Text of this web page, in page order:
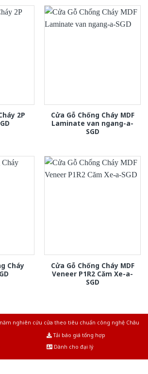
2P
Cửa Gỗ Chống Cháy MDF
Laminate van ngang-a-
SGD
Cháy
Cửa Gỗ Chống Cháy MDF
Veneer P1R2 Căm Xe-a-
SGD
nghiên cứu cửa theo tiêu chuẩn công nghệ Châu
Tải báo giá tổng hợp
Dành cho đại lý